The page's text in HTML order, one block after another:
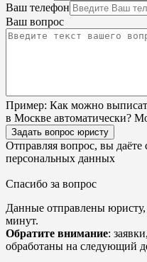
Ваш телефон
Ваш вопрос
Пример: Как можно
в Москве автоматически?
Задать вопрос юристу
Отправляя вопрос, вы даёте
персональных данных
Спасибо за вопрос
Данные отправлены
минут.
Обратите внимание:
обработаны на следующий